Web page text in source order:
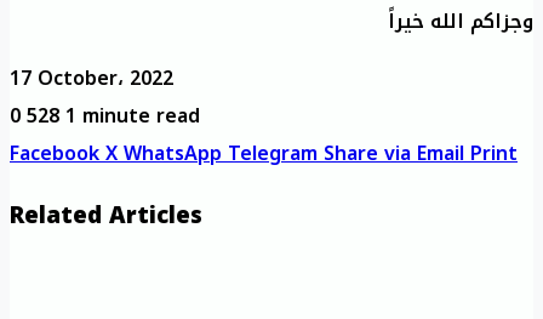
وجزاكم الله خيراً
17 October، 2022
05281 minute read
FacebookXWhatsAppTelegramShare via EmailPrint
Related Articles